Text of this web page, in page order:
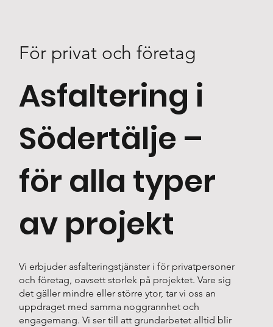
För privat och företag
Asfaltering i
Södertälje –
för alla typer
av projekt
Vi erbjuder asfalteringstjänster i för privatpersoner
och företag, oavsett storlek på projektet. Vare sig
det gäller mindre eller större ytor, tar vi oss an
uppdraget med samma noggrannhet och
engagemang. Vi ser till att grundarbetet alltid blir